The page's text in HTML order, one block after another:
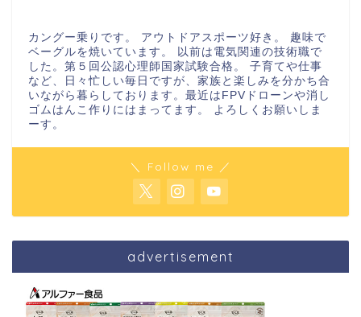
カングー乗りです。 アウトドアスポーツ好き。 趣味で
ベーグルを焼いています。 以前は電気関連の技術職で
した。第５回公認心理師国家試験合格。 子育てや仕事
など、日々忙しい毎日ですが、家族と楽しみを分かち合
いながら暮らしております。最近はFPVドローンや消し
ゴムはんこ作りにはまってます。 よろしくお願いしま
ーす。
＼ Follow me ／
advertisement